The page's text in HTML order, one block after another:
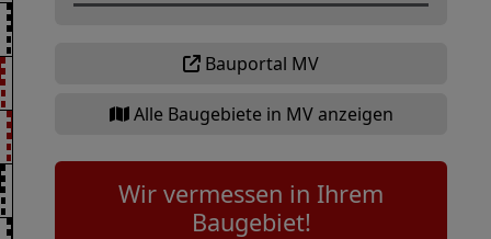
Bauportal MV
Alle Baugebiete in MV anzeigen
Wir vermessen in Ihrem
Baugebiet!